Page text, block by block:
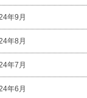
年9月
年8月
年7月
年6月